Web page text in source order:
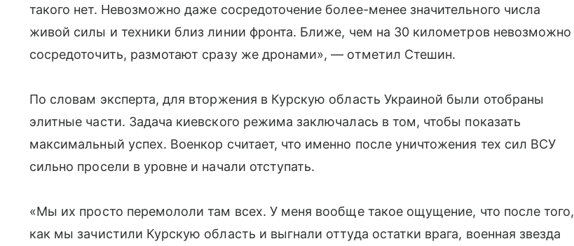
такого нет. Невозможно даже сосредоточение более-менее значительного числа
живой силы и техники близ линии фронта. Ближе, чем на 30 километров невозможно
сосредоточить, размотают сразу же дронами», — отметил Стешин.
По словам эксперта, для вторжения в Курскую область Украиной были отобраны
элитные части. Задача киевского режима заключалась в том, чтобы показать
максимальный успех. Военкор считает, что именно после уничтожения тех сил ВСУ
сильно просели в уровне и начали отступать.
«Мы их просто перемололи там всех. У меня вообще такое ощущение, что после того,
как мы зачистили Курскую область и выгнали оттуда остатки врага, военная звезда